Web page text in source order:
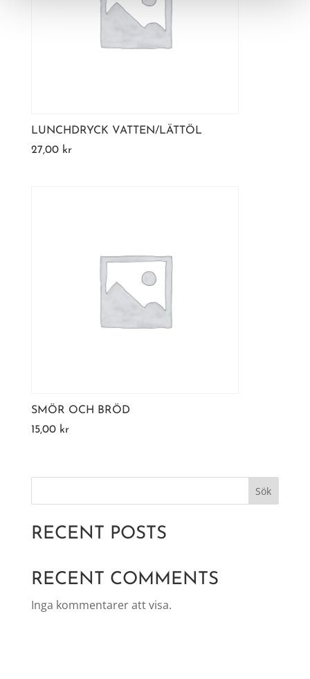
LUNCHDRYCK VATTEN/LÄTTÖL
27,00 kr
SMÖR OCH BRÖD
15,00 kr
Sök
RECENT POSTS
RECENT COMMENTS
Inga kommentarer att visa.